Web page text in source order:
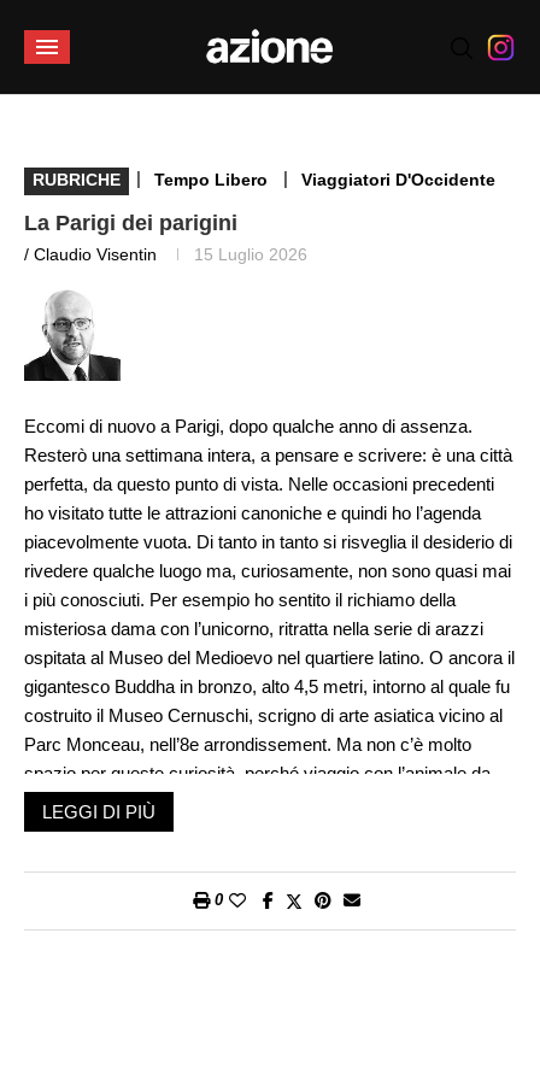
RUBRICHE | Tempo Libero | Viaggiatori D'Occidente
La Parigi dei parigini
/ Claudio Visentin 15 Luglio 2026
Eccomi di nuovo a Parigi, dopo qualche anno di assenza.
Resterò una settimana intera, a pensare e scrivere: è una città
perfetta, da questo punto di vista. Nelle occasioni precedenti
ho visitato tutte le attrazioni canoniche e quindi ho l’agenda
piacevolmente vuota. Di tanto in tanto si risveglia il desiderio di
rivedere qualche luogo ma, curiosamente, non sono quasi mai
i più conosciuti. Per esempio ho sentito il richiamo della
misteriosa dama con l’unicorno, ritratta nella serie di arazzi
ospitata al Museo del Medioevo nel quartiere latino. O ancora il
gigantesco Buddha in bronzo, alto 4,5 metri, intorno al quale fu
costruito il Museo Cernuschi, scrigno di arte asiatica vicino al
Parc Monceau, nell’8e arrondissement. Ma non c’è molto
spazio per queste curiosità, perché viaggio con l’animale da
compagnia sbagliato.
contro i cani: non si entra nei negozi e nei caffè, figurarsi nei
LEGGI DI PIÙ
0